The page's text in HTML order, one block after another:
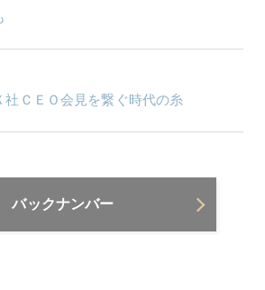
社ＣＥＯ会見を繋ぐ時代の糸
バックナンバー